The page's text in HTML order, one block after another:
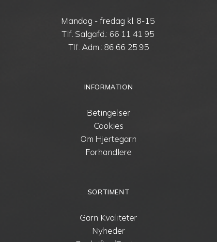
Mandag - fredag kl. 8-15
Tlf. Salgafd.: 66 11 41 95
Tlf. Adm.: 86 66 25 95
INFORMATION
Betingelser
Cookies
Om Hjertegarn
Forhandlere
SORTIMENT
Garn Kvaliteter
Nyheder